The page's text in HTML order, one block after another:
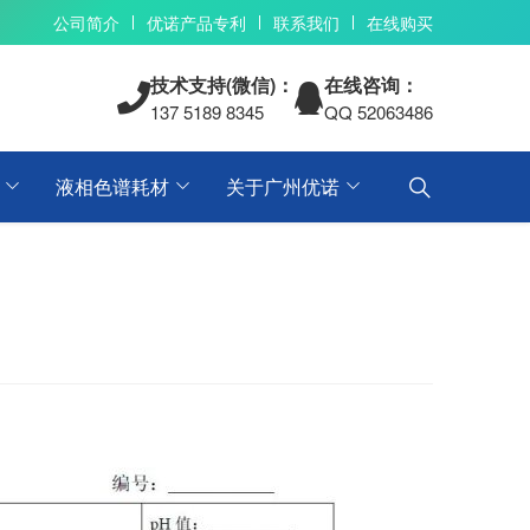
公司简介 优诺产品专利 联系我们 在线购买
技术支持(微信)：
137 5189 8345
在线咨询：
QQ 52063486
液相色谱耗材 关于广州优诺